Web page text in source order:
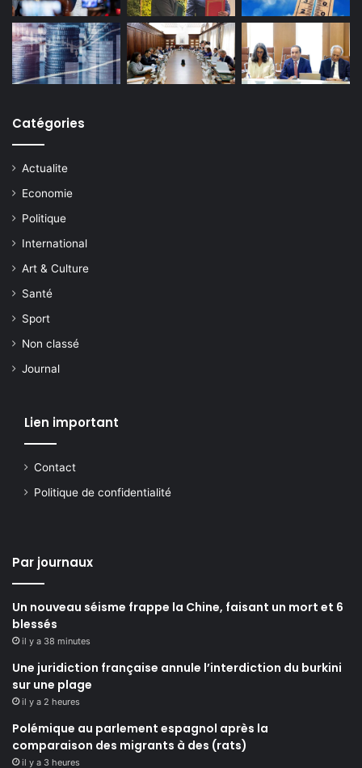
Catégories
Actualite
Economie
Politique
International
Art & Culture
Santé
Sport
Non classé
Journal
Lien important
Contact
Politique de confidentialité
Par journaux
Un nouveau séisme frappe la Chine, faisant un mort et 6
blessés
il y a 38 minutes
Une juridiction française annule l’interdiction du burkini
sur une plage
il y a 2 heures
Polémique au parlement espagnol après la
comparaison des migrants à des (rats)
il y a 3 heures